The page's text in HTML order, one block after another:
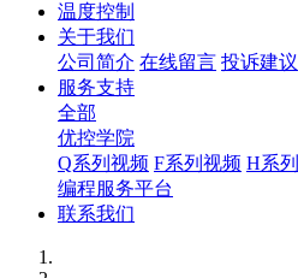
温度控制
关于我们
公司简介 在线留言 投诉建议
服务支持
全部
优控学院
Q系列视频 F系列视频 H系
编程服务平台
联系我们